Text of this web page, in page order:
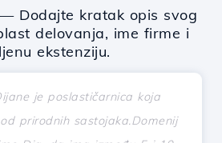
— Dodajte kratak opis svog
delovanja, ime firme i
ekstenziju.